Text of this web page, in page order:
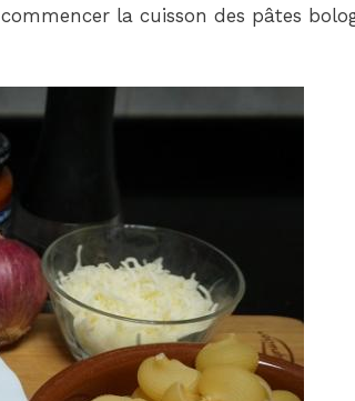
la cuisson des pâtes